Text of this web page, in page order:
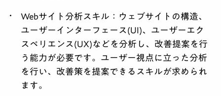
Webサイト分析スキル：
ウェブサイトの構造、
ユーザーインターフェース(UI)、ユーザーエク
スペリエンス(UX)などを分析し、改善提案を行
う能力が必要です。ユーザー視点に立った分析
を行い、改善策を提案できるスキルが求められ
ます。